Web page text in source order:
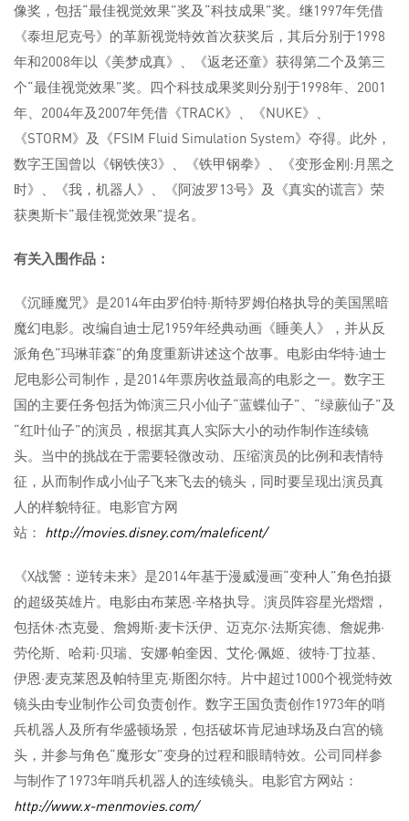
像奖，包括“最佳视觉效果”奖及“科技成果”奖。继1997年凭借
《泰坦尼克号》的革新视觉特效首次获奖后，其后分别于1998
年和2008年以《美梦成真》、《返老还童》获得第二个及第三
个“最佳视觉效果”奖。四个科技成果奖则分别于1998年、2001
年、2004年及2007年凭借《TRACK》、《NUKE》、
《STORM》及《FSIM Fluid Simulation System》夺得。此外，
数字王国曾以《钢铁侠3》、《铁甲钢拳》、《变形金刚:月黑之
时》、《我，机器人》、《阿波罗13号》及《真实的谎言》荣
获奥斯卡“最佳视觉效果”提名。
有关入围作品：
《沉睡魔咒》是2014年由罗伯特·斯特罗姆伯格执导的美国黑暗
魔幻电影。改编自迪士尼1959年经典动画《睡美人》，并从反
派角色“玛琳菲森”的角度重新讲述这个故事。电影由华特·迪士
尼电影公司制作，是2014年票房收益最高的电影之一。数字王
国的主要任务包括为饰演三只小仙子“蓝蝶仙子”、“绿蕨仙子”及
“红叶仙子”的演员，根据其真人实际大小的动作制作连续镜
头。当中的挑战在于需要轻微改动、压缩演员的比例和表情特
征，从而制作成小仙子飞来飞去的镜头，同时要呈现出演员真
人的样貌特征。电影官方网
站： http://movies.disney.com/maleficent/
《X战警：逆转未来》是2014年基于漫威漫画“变种人”角色拍摄
的超级英雄片。电影由布莱恩·辛格执导。演员阵容星光熠熠，
包括休·杰克曼、詹姆斯·麦卡沃伊、迈克尔·法斯宾德、詹妮弗·
劳伦斯、哈莉·贝瑞、安娜·帕奎因、艾伦·佩姬、彼特·丁拉基、
伊恩·麦克莱恩及帕特里克·斯图尔特。片中超过1000个视觉特效
镜头由专业制作公司负责创作。数字王国负责创作1973年的哨
兵机器人及所有华盛顿场景，包括破坏肯尼迪球场及白宫的镜
头，并参与角色“魔形女”变身的过程和眼睛特效。公司同样参
与制作了1973年哨兵机器人的连续镜头。电影官方网站：
http://www.x-menmovies.com/